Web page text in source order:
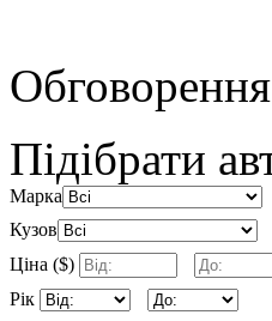
Підібрати
Марка
Кузов
Ціна ($)
Рік